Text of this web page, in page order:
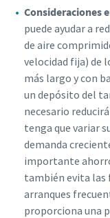
Consideraciones
puede ayudar a
de aire
velocidad fija) de
más largo y con
un depósito del
necesario
tenga que variar
demanda
importante
también evita las
arranques
proporciona una